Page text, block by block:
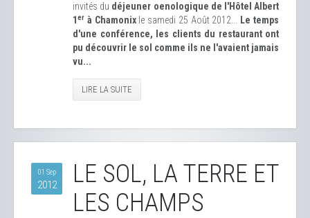
invités du déjeuner oenologique de l'Hôtel Albert
1 er à Chamonixle samedi 25 Août 2012...
Le temps
d'une conférence, les clients du restaurant ont
pu découvrir le sol comme ils ne l'avaient jamais
vu...
LIRE LA SUITE
01 Sep
2012
LE SOL, LA TERRE ET
LES CHAMPS